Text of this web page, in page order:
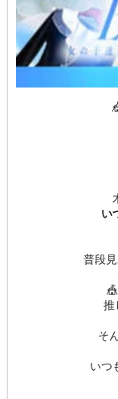
い
普段
推
そ
いつ